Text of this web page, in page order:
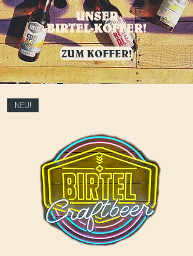
UNSER
BIRTEL-KOFFER!
ZUM KOFFER!
NEU!